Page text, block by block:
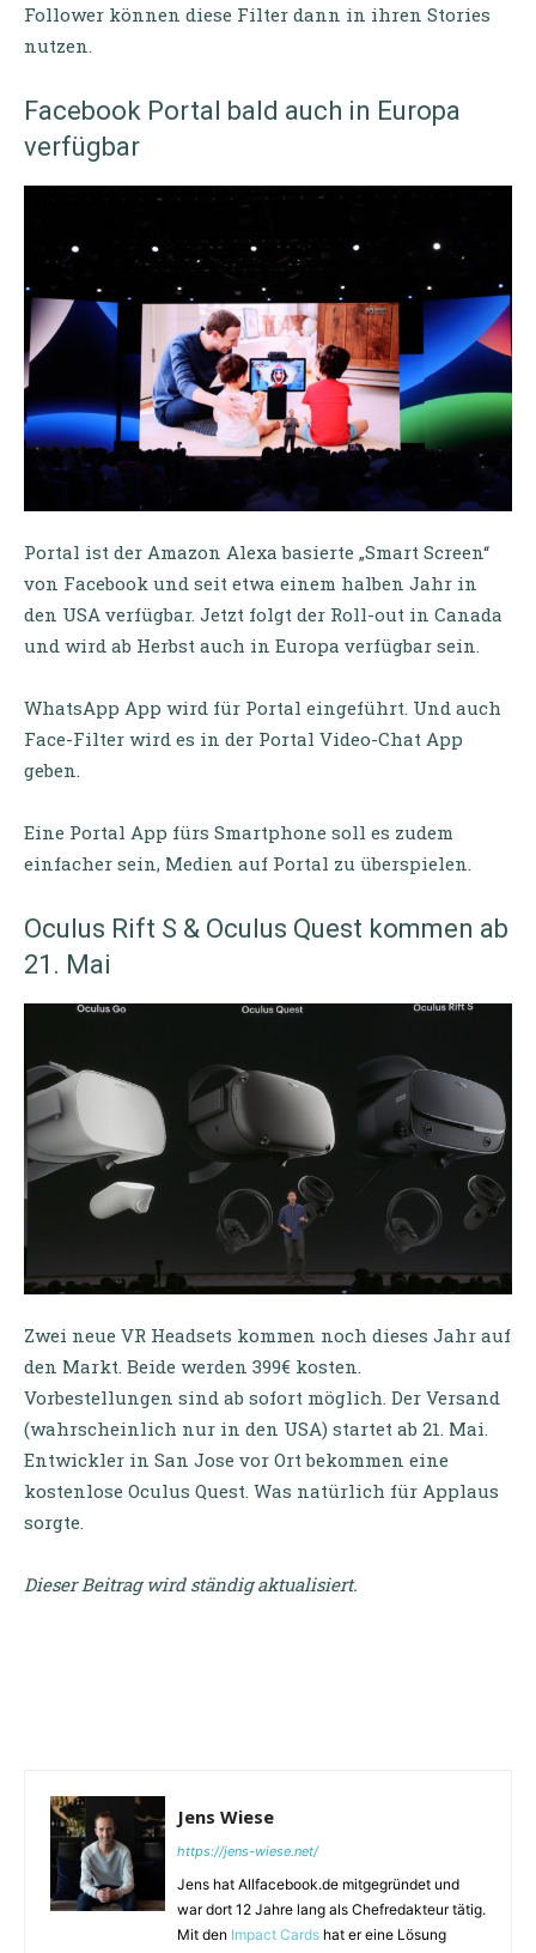
Follower können diese Filter dann in ihren Stories
nutzen.
Facebook Portal bald auch in Europa
verfügbar
Portal ist der Amazon Alexa basierte „Smart Screen“
von Facebook und seit etwa einem halben Jahr in
den USA verfügbar. Jetzt folgt der Roll-out in Canada
und wird ab Herbst auch in Europa verfügbar sein.
WhatsApp App wird für Portal eingeführt. Und auch
Face-Filter wird es in der Portal Video-Chat App
geben.
Eine Portal App fürs Smartphone soll es zudem
einfacher sein, Medien auf Portal zu überspielen.
Oculus Rift S & Oculus Quest kommen ab
21. Mai
Zwei neue VR Headsets kommen noch dieses Jahr auf
den Markt. Beide werden 399€ kosten.
Vorbestellungen sind ab sofort möglich. Der Versand
(wahrscheinlich nur in den USA) startet ab 21. Mai.
Entwickler in San Jose vor Ort bekommen eine
kostenlose Oculus Quest. Was natürlich für Applaus
sorgte.
Dieser Beitrag wird ständig aktualisiert.
Jens Wiese
https://jens-wiese.net/
Jens hat Allfacebook.de mitgegründet und
war dort 12 Jahre lang als Chefredakteur tätig.
Mit den Impact Cards hat er eine Lösung